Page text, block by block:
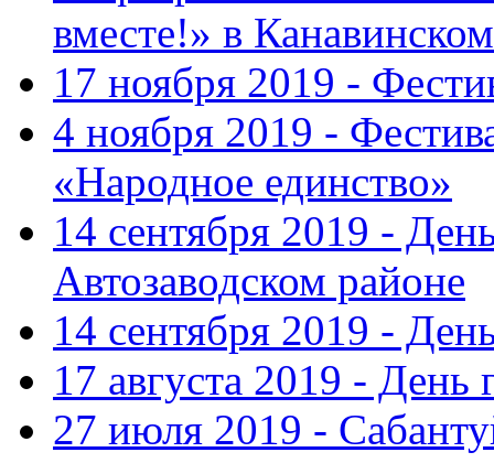
вместе!» в
17 ноября 2019 -
4 ноября 2019 -
«Народное единство»
14 сентября 2019 -
Автозаводском районе
14 сентября 2019 -
17 августа 2019 -
27 июля 2019 -